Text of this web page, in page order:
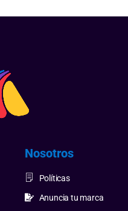
Nosotros
Políticas
Anuncia tu marca